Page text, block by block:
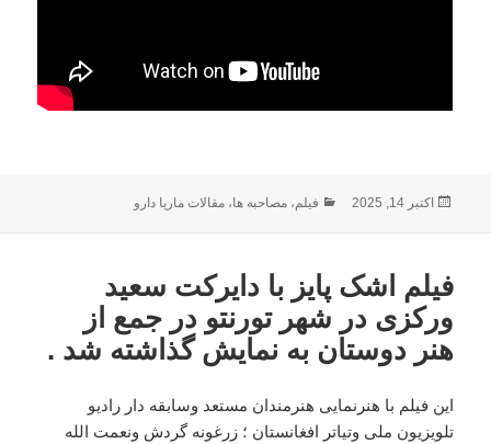
ارسال
اکتبر 14, 2025 دسته‌ها
فیلم،مصاحبه ها،مقالات ماریا دارو
فیلم اشک پایز با دایرکت سعید
ورکزی در شهر تورنتو در جمع از
هنر دوستان به نمایش گذاشته شد .
این فیلم با هنرنمایی هنرمندان مستعد وسابقه دار رادیو
تلویزیون ملی وتیاتر افغانستان ؛ زرغونه گردش ونعمت الله